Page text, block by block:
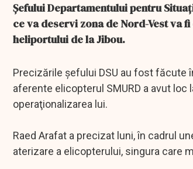
Şefului Departamentului pentru
ce va deservi zona de Nord-Vest va
heliportului de la Jibou.
Precizările şefului DSU au fost făcute
aferente elicopterul SMURD a avut
operaţionalizarea lui.
Raed Arafat a precizat luni, în cadrul
aterizare a elicopterului, singura care